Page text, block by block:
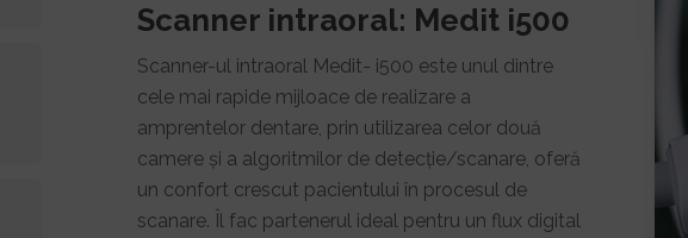
Scanner intraoral: Medit i500
Scanner-ul intraoral Medit- i500 este unul dintre
cele mai rapide mijloace de realizare a
amprentelor dentare, prin utilizarea celor două
camere și a algoritmilor de detecție/scanare, oferă
un confort crescut pacientului în procesul de
scanare. Îl fac partenerul ideal pentru un flux digital